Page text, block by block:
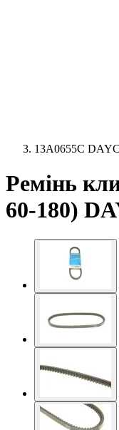
13A0655C
Ремінь
60-180)